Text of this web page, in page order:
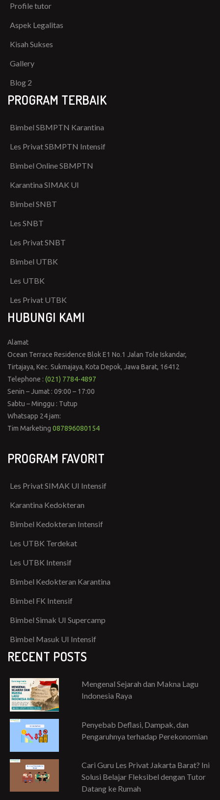
Profile tutor
Aspek Legalitas
Kisah Sukses
Gallery
Blog 2
PROGRAM TERBAIK
Bimbel SBMPTN Karantina
Les Privat SBMPTN Intensif
Bimbel Online SBMPTN
Karantina SIMAK UI
Bimbel SNBT
Les SNBT
Les Privat SNBT
Bimbel UTBK
Les UTBK
Les Privat UTBK
HUBUNGI KAMI
Alamat
Ocean Terrace Residence Blok E1 No.1 Jalan Tole Iskandar,
Tirtajaya, Kec. Sukmajaya, Kota Depok, Jawa Barat, 16412
Telephone : (021) 7784-4897
Senin – Jumat : 09:00 – 17:00
Sabtu – Minggu : Tutup
Whatsapp 24 jam:
Tim Marketing 087896080154
PROGRAM FAVORIT
Les Privat SIMAK UI Intensif
Karantina Kedokteran
Bimbel Kedokteran Intensif
Les UTBK Terdekat
Les UTBK Intensif
Bimbel Kedokteran Karantina
Bimbel FK Intensif
Bimbel Simak UI Supercamp
Bimbel Masuk UI Intensif
RECENT POSTS
Mengenal Sejarah dan Makna Lagu
Indonesia Raya
Penyebab Deflasi, Dampak, dan
Pengaruhnya terhadap Perekonomian
Cari Guru Les Privat Jakarta Barat? Ini
Solusi Belajar Fleksibel dengan Tutor
Datang ke Rumah